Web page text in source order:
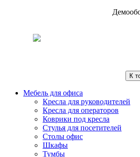
К
Мебель для офиса
Кресла для руководителей
Кресла для операторов
Коврики под кресла
Стулья для посетителей
Столы офис
Шкафы
Тумбы